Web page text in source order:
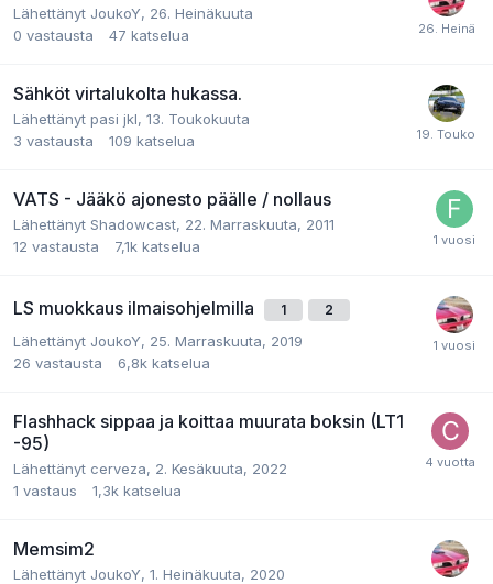
Lähettänyt JoukoY, 26. Heinäkuuta
0 vastausta 47 katselua
Sähköt virtalukolta hukassa.
Lähettänyt pasi jkl, 13. Toukokuuta
3 vastausta 109 katselua
VATS - Jääkö ajonesto päälle / nollaus
Lähettänyt Shadowcast, 22. Marraskuuta, 2011
12 vastausta 7,1k katselua
LS muokkaus ilmaisohjelmilla 1 2
Lähettänyt JoukoY, 25. Marraskuuta, 2019
26 vastausta 6,8k katselua
Flashhack sippaa ja koittaa muurata boksin (LT1
-95)
Lähettänyt cerveza, 2. Kesäkuuta, 2022
1 vastaus 1,3k katselua
Memsim2
Lähettänyt JoukoY, 1. Heinäkuuta, 2020